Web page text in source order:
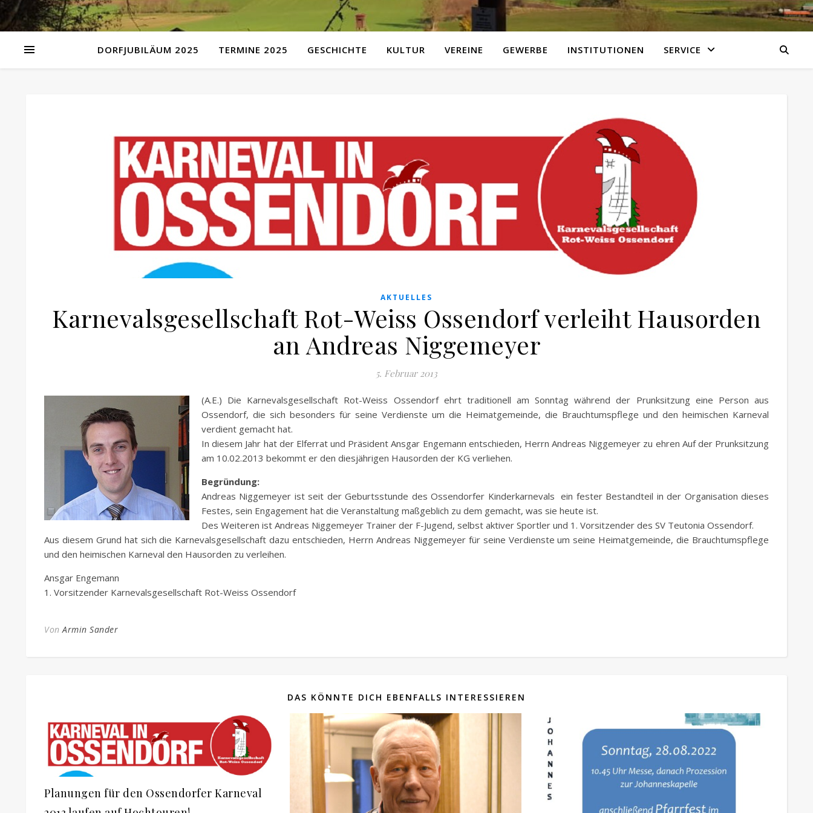
DORFJUBILÄUM 2025 TERMINE 2025 GESCHICHTE KULTUR VEREINE GEWERBE INSTITUTIONEN SERVICE
AKTUELLES
Karnevalsgesellschaft Rot-Weiss Ossendorf verleiht Hausorden
an Andreas Niggemeyer
5. Februar 2013
(A.E.) Die Karnevalsgesellschaft Rot-Weiss Ossendorf ehrt traditionell am Sonntag während der Prunksitzung eine Person aus
Ossendorf, die sich besonders für seine Verdienste um die Heimatgemeinde, die Brauchtumspflege und den heimischen Karneval
verdient gemacht hat.
In diesem Jahr hat der Elferrat und Präsident Ansgar Engemann entschieden, Herrn Andreas Niggemeyer zu ehren Auf der Prunksitzung
am 10.02.2013 bekommt er den diesjährigen Hausorden der KG verliehen.
Begründung:
Andreas Niggemeyer ist seit der Geburtsstunde des Ossendorfer Kinderkarnevals ein fester Bestandteil in der Organisation dieses
Festes, sein Engagement hat die Veranstaltung maßgeblich zu dem gemacht, was sie heute ist.
Des Weiteren ist Andreas Niggemeyer Trainer der F-Jugend, selbst aktiver Sportler und 1. Vorsitzender des SV Teutonia Ossendorf.
Aus diesem Grund hat sich die Karnevalsgesellschaft dazu entschieden, Herrn Andreas Niggemeyer für seine Verdienste um seine Heimatgemeinde, die Brauchtumspflege
und den heimischen Karneval den Hausorden zu verleihen.
Ansgar Engemann
1. Vorsitzender Karnevalsgesellschaft Rot-Weiss Ossendorf
VonArmin Sander
DAS KÖNNTE DICH EBENFALLS INTERESSIEREN
Planungen für den Ossendorfer Karneval